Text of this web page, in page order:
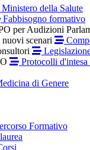
Ministero della Salute
Fabbisogno formativo
per Audizioni
nuovi scenari
Protocolli
di Genere
Formativo